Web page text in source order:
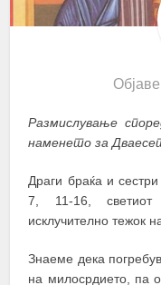
Размислување
наменето за
Драги браќа и
7, 11-16,
исклучително тежок
Знаеме дека
на милосрдието, па